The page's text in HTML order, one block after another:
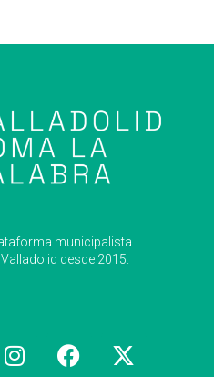
municipalista.
desde 2015.